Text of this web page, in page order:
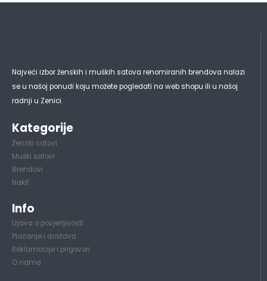
Najveći izbor ženskih i muških satova renomiranih brendova nalazi
se u našoj ponudi koju možete pogledati na web shopu ili u našoj
radnji u Zenici.
Kategorije
Ženski satovi
Muški satovi
Brendovi
Nakit
Info
Izjava o povjerljivosti
Plaćanje i dostava
Reklamacije i prigovori
O nama